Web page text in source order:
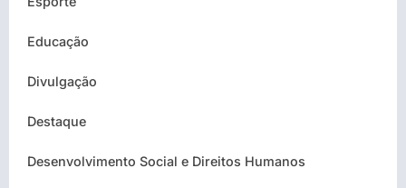
Educação
Divulgação
Destaque
Desenvolvimento Social e Direitos Humanos